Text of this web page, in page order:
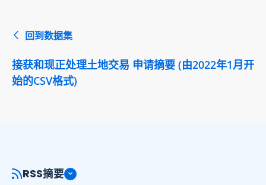
回到数据集
接获和现正处理土地交易 申请摘要 (由2022年1月开
始的CSV格式)
RSS摘要